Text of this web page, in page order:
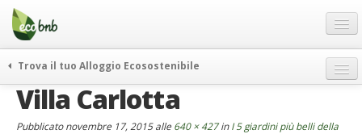
Menu
Salta
contenuto
Offerte Speciali
Regali
Trova il tuo Alloggio Ecosostenibile
weekend green
Villa Carlotta
Pubblicatonovembre 17, 2015alle 640 × 427inI 5 giardini più belli della